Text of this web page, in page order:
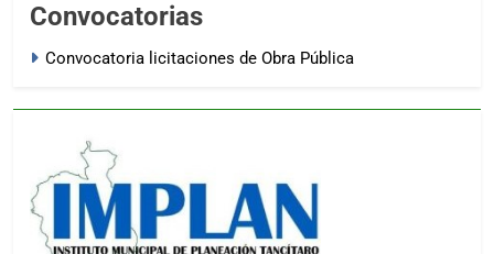
Convocatorias
Convocatoria licitaciones de Obra Pública